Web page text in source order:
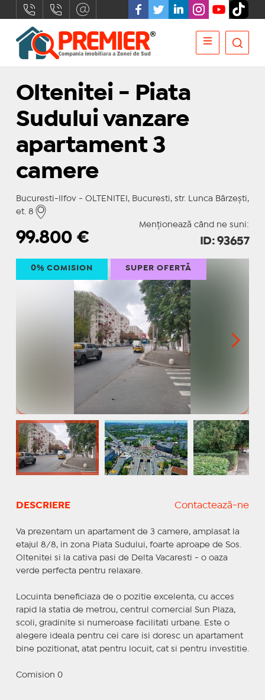
Oltenitei - Piata
Sudului vanzare
apartament 3
camere
Bucuresti-Ilfov - OLTENITEI, Bucuresti, str. Lunca Bârzeşti,
et. 8
Menționează când ne suni:
99.800€ ID: 93657
0% COMISION SUPER OFERTĂ
DESCRIERE Contactează-ne
Va prezentam un apartament de 3 camere, amplasat la
etajul 8/8, in zona Piata Sudului, foarte aproape de Sos.
Oltenitei si la cativa pasi de Delta Vacaresti - o oaza
verde perfecta pentru relaxare.
Locuinta beneficiaza de o pozitie excelenta, cu acces
rapid la statia de metrou, centrul comercial Sun Plaza,
scoli, gradinite si numeroase facilitati urbane. Este o
alegere ideala pentru cei care isi doresc un apartament
bine pozitionat, atat pentru locuit, cat si pentru investitie.
Comision 0